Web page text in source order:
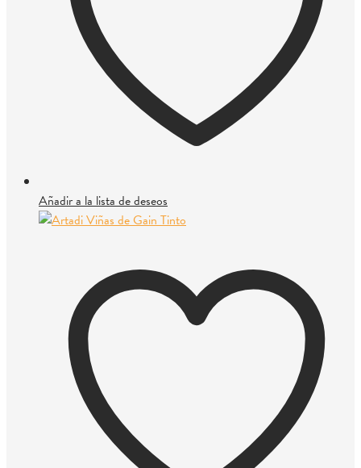
Añadir a la lista de deseos